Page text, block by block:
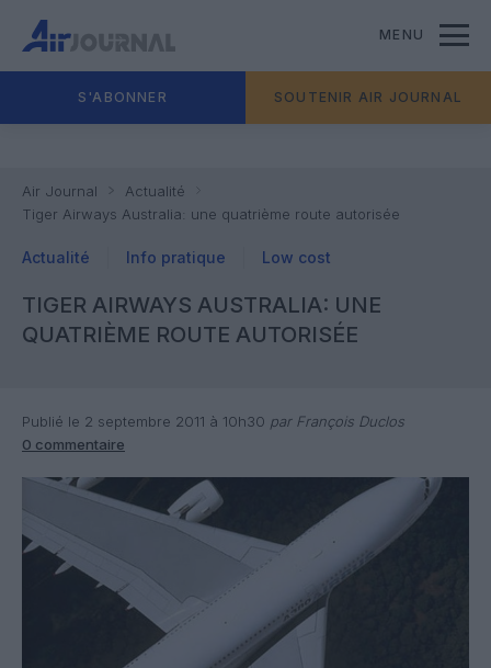
MENU
S'ABONNER SOUTENIR AIR JOURNAL
Air Journal
Actualité
Tiger Airways Australia: une quatrième route autorisée
Actualité Info pratique Low cost
TIGER AIRWAYS AUSTRALIA: UNE
QUATRIÈME ROUTE AUTORISÉE
Publié le 2 septembre 2011 à 10h30 par François Duclos
0 commentaire